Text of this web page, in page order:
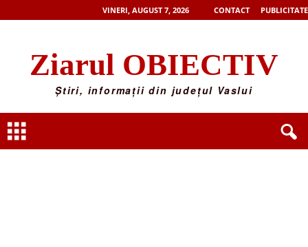
VINERI, AUGUST 7, 2026 CONTACT PUBLICITATE
Ziarul OBIECTIV
Știri, informații din județul Vaslui